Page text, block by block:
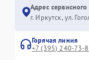
Адрес
г. Иркутск, ул.
Горячая линия
+7 (395) 240-73-